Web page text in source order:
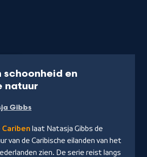
schoonheid en
natuur-
NPO
Start
Gibbs
Cariben laat Natasja Gibbs de
van de Caribische eilanden van het
zien. De serie reist langs